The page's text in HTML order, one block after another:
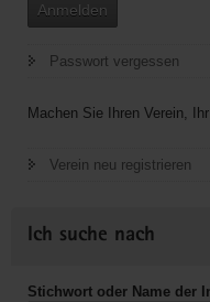
Anmelden
Passwort vergessen
Machen Sie Ihren Verein,
Verein neu registrieren
Ich suche nach
Stichwort oder Name der